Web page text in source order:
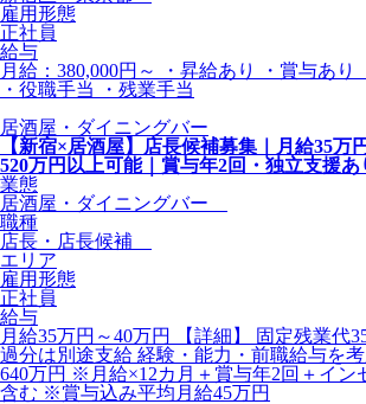
雇用形態
正社員
給与
月給：380,000円～ ・昇給あり ・賞与あり
・役職手当 ・残業手当
居酒屋・ダイニングバー
【新宿×居酒屋】店長候補募集｜月給35万
520万円以上可能｜賞与年2回・独立支援あ
業態
居酒屋・ダイニングバー
職種
店長・店長候補
エリア
雇用形態
正社員
給与
月給35万円～40万円 【詳細】 固定残業代
過分は別途支給 経験・能力・前職給与を
640万円 ※月給×12カ月＋賞与年2回＋イン
含む ※賞与込み平均月給45万円